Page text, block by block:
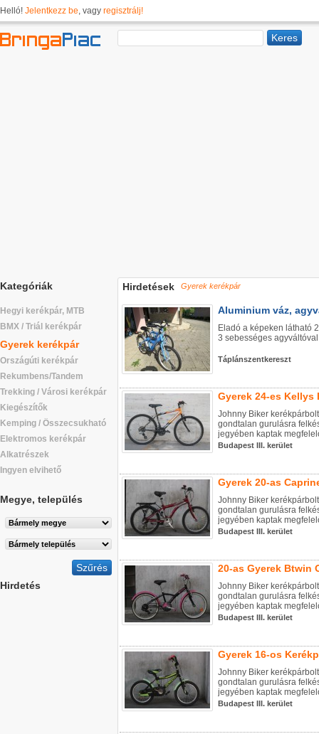
Helló! Jelentkezz be, vagy regisztrálj!
Kategóriák
Hegyi kerékpár, MTB
BMX / Triál kerékpár
Gyerek kerékpár
Országúti kerékpár
Rekumbens/Tandem
Trekking / Városi kerékpár
Kiegészítők
Kemping / Összecsukható
Elektromos kerékpár
Alkatrészek
Ingyen elvihető
Megye, település
Hirdetés
Hirdetések Gyerek kerékpár
Aluminium váz,
Eladó a képeken látható
3 sebességes
Táplánszentkereszt
Gyerek 24-es Kellys
Johnny Biker
gondtalan gurulásra
jegyében kaptak
Budapest III. kerület
Gyerek 20-as
Johnny Biker
gondtalan gurulásra
jegyében kaptak
Budapest III. kerület
20-as Gyerek Btwin
Johnny Biker
gondtalan gurulásra
jegyében kaptak
Budapest III. kerület
Gyerek 16-os
Johnny Biker
gondtalan gurulásra
jegyében kaptak
Budapest III. kerület